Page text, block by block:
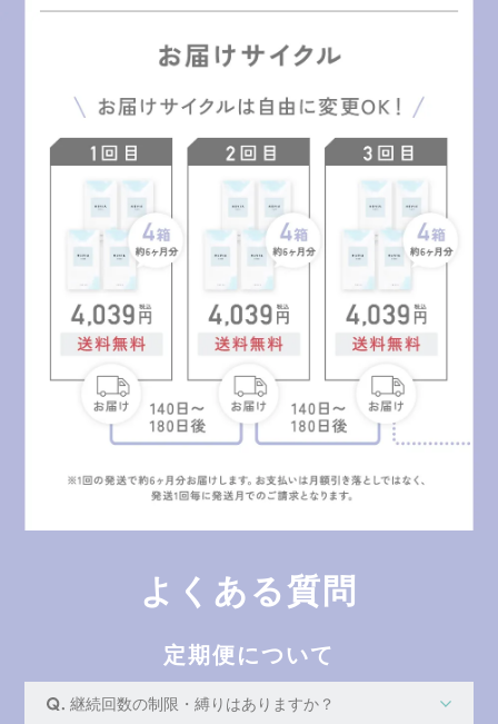
よくある質問
定期便について
継続回数の制限・縛りはありますか？